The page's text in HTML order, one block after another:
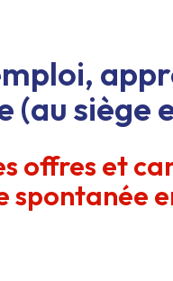
(au siège
offres et
spontanée